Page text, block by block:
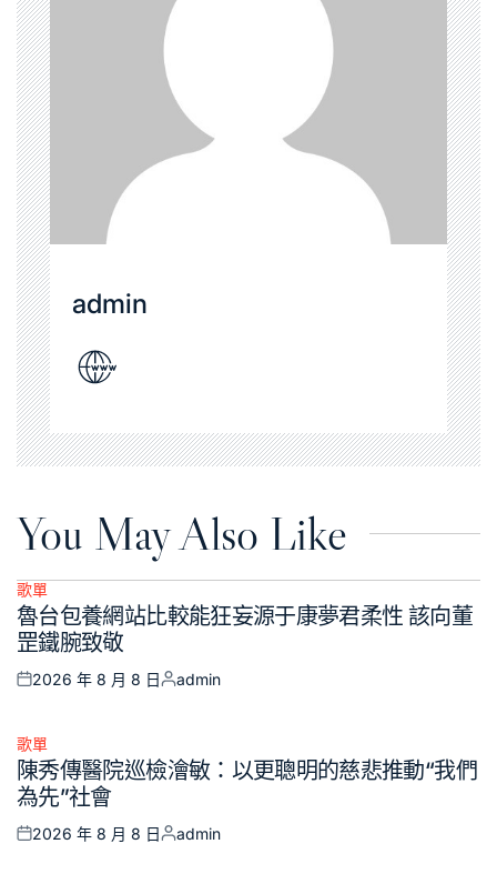
admin
You May Also Like
Posted
in
歌單
魯台包養網站比較能狂妄源于康夢君柔性 該向董
罡鐵腕致敬
Posted
2026 年 8 月 8 日
Posted
admin
Posted
in
歌單
陳秀傳醫院巡檢澮敏：以更聰明的慈悲推動“我們
為先”社會
Posted
2026 年 8 月 8 日
Posted
admin